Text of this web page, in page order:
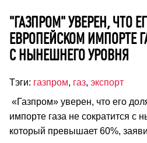
"ГАЗПРОМ" УВЕРЕН, ЧТО
ЕВРОПЕЙСКОМ ИМПОРТЕ
С НЫНЕШНЕГО УРОВНЯ
Тэги: газпром, газ, экспорт
«Газпром» уверен, что его
импорте газа не сократится с
который превышает 60%,